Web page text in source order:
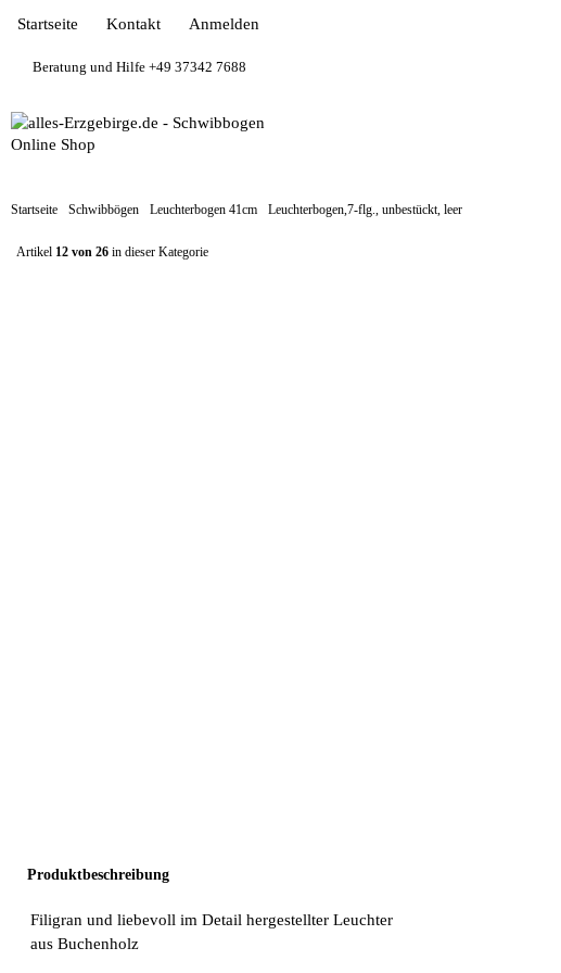
Beratung und Hilfe +49 37342 7688
Startseite Kontakt Anmelden
Startseite Schwibbögen Leuchterbogen 41cm Leuchterbogen,7-flg., unbestückt, leer
Artikel 12 von 26 in dieser Kategorie
Produktbeschreibung
Filigran und liebevoll im Detail hergestellter Leuchter
aus Buchenholz